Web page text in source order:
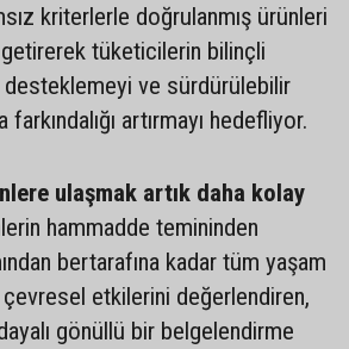
kriterlerle doğrulanmış ürünleri
tüketicilerin bilinçli
desteklemeyi ve sürdürülebilir
artırmayı hedefliyor.
ulaşmak artık daha kolay
hammadde temininden
bertarafına kadar tüm yaşam
etkilerini değerlendiren,
gönüllü bir belgelendirme